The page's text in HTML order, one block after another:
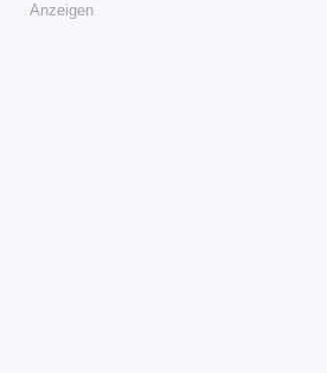
Anzeigen